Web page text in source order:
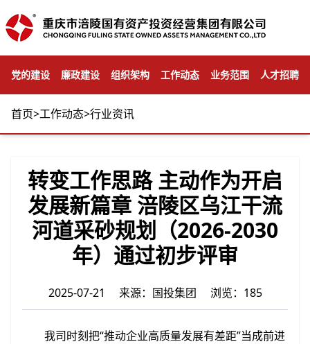
党的建设 廉政建设 组织架构 工作动态 业务范围 人才招聘
首页>工作动态>行业资讯
转变工作思路 主动作为开启
发展新篇章 涪陵区乌江干流
河道采砂规划（2026-2030
年）通过初步评审
2025-07-21 来源：国投集团 浏览：185
我司时刻把“推动企业高质量发展有差距”当成前进